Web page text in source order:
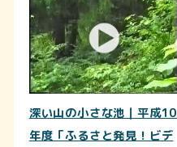
深い山の小さな池｜平成10
年度「ふるさと発見！ビデ